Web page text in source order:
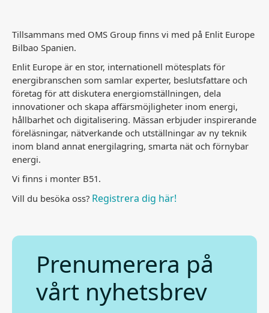
Tillsammans med OMS Group finns vi med på Enlit Europe
Bilbao Spanien.
Enlit Europe är en stor, internationell mötesplats för
energibranschen som samlar experter, beslutsfattare och
företag för att diskutera energiomställningen, dela
innovationer och skapa affärsmöjligheter inom energi,
hållbarhet och digitalisering. Mässan erbjuder inspirerande
föreläsningar, nätverkande och utställningar av ny teknik
inom bland annat energilagring, smarta nät och förnybar
energi.
Vi finns i monter B51.
Vill du besöka oss? Registrera dig här!
Prenumerera på
vårt nyhetsbrev